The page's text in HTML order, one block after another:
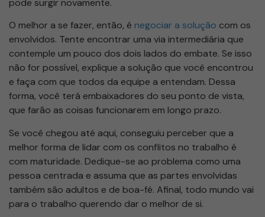
pode surgir novamente.
O melhor a se fazer, então, é negociar a solução com os
envolvidos. Tente encontrar uma via intermediária que
contemple um pouco dos dois lados do embate. Se isso
não for possível, explique a solução que você encontrou
e faça com que todos da equipe a entendam. Dessa
forma, você terá embaixadores do seu ponto de vista,
que farão as coisas funcionarem em longo prazo.
Se você chegou até aqui, conseguiu perceber que a
melhor forma de lidar com os conflitos no trabalho é
com maturidade. Dedique-se ao problema como uma
pessoa centrada e assuma que as partes envolvidas
também são adultos e de boa-fé. Afinal, todo mundo vai
para o trabalho querendo dar o melhor de si.